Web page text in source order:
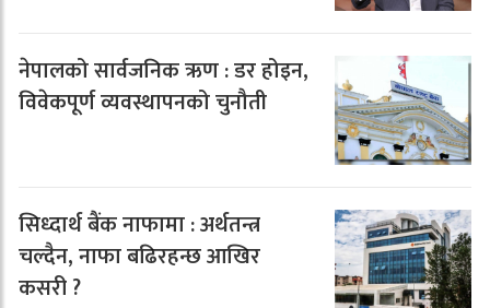
नेपालको सार्वजनिक ऋण : डर होइन,
विवेकपूर्ण व्यवस्थापनको चुनौती
सिध्दार्थ बैंक नाफामा : अर्थतन्त्र
चल्दैन, नाफा बढिरहन्छ आखिर
कसरी ?